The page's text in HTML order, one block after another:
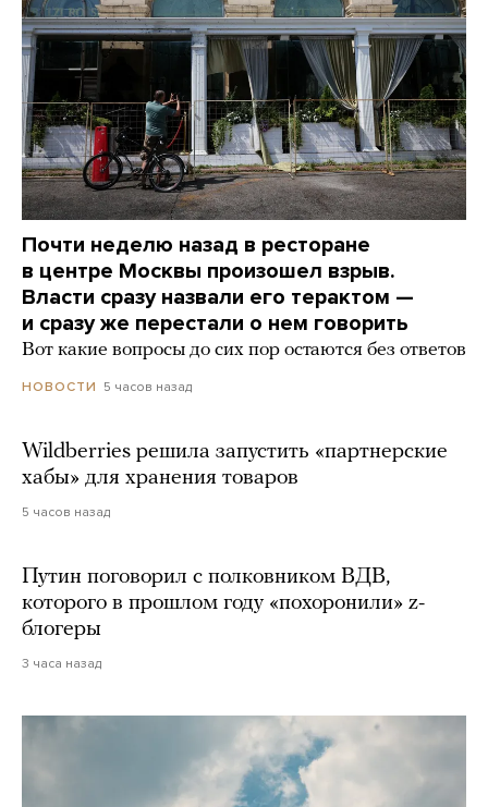
Почти неделю назад в ресторане
в центре Москвы произошел взрыв.
Власти сразу назвали его терактом —
и сразу же перестали о нем говорить
Вот какие вопросы до сих пор остаются без ответов
НОВОСТИ 5 часов назад
Wildberries решила запустить «партнерские
хабы» для хранения товаров
5 часов назад
Путин поговорил с полковником ВДВ,
которого в прошлом году «похоронили» z-
блогеры
3 часа назад